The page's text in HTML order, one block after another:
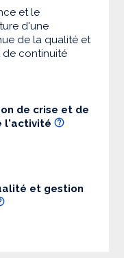
et le
d'une
de la qualité et
de continuité
de crise et de
l'activité
et gestion